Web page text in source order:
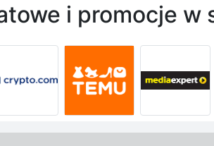
i promocje w